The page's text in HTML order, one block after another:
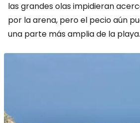
las grandes olas impidieran
por la arena, pero el pecio aún
una parte más amplia de la playa.